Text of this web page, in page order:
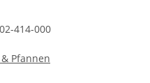
414-000
Pfannen